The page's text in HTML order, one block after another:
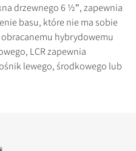
drzewnego 6 ½″, zapewnia
basu, które nie ma sobie
hybrydowemu
LCR zapewnia
lewego, środkowego lub